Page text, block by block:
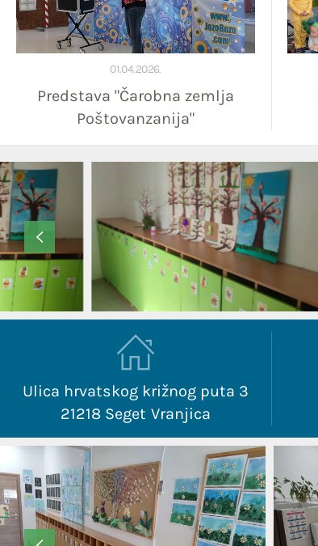
01.04.2026.
Predstava "Čarobna zemlja
Poštovanzanija"
Ulica hrvatskog križnog puta 3
21218 Seget Vranjica